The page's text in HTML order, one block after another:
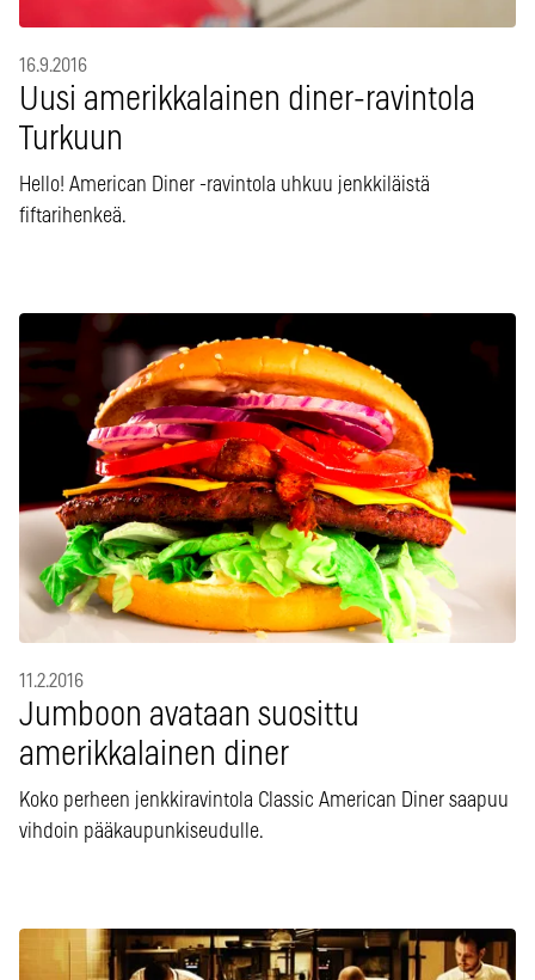
16.9.2016
Uusi amerikkalainen diner-ravintola
Turkuun
Hello! American Diner -ravintola uhkuu jenkkiläistä
fiftarihenkeä.
11.2.2016
Jumboon avataan suosittu
amerikkalainen diner
Koko perheen jenkkiravintola Classic American Diner saapuu
vihdoin pääkaupunkiseudulle.